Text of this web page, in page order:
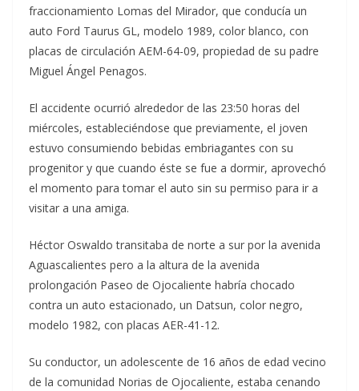
fraccionamiento Lomas del Mirador, que conducía un
auto Ford Taurus GL, modelo 1989, color blanco, con
placas de circulación AEM-64-09, propiedad de su padre
Miguel Ángel Penagos.
El accidente ocurrió alrededor de las 23:50 horas del
miércoles, estableciéndose que previamente, el joven
estuvo consumiendo bebidas embriagantes con su
progenitor y que cuando éste se fue a dormir, aprovechó
el momento para tomar el auto sin su permiso para ir a
visitar a una amiga.
Héctor Oswaldo transitaba de norte a sur por la avenida
Aguascalientes pero a la altura de la avenida
prolongación Paseo de Ojocaliente habría chocado
contra un auto estacionado, un Datsun, color negro,
modelo 1982, con placas AER-41-12.
Su conductor, un adolescente de 16 años de edad vecino
de la comunidad Norias de Ojocaliente, estaba cenando